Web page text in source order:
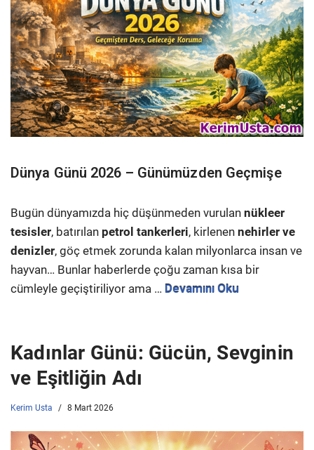
Dünya Günü 2026 – Günümüzden Geçmişe
Bugün dünyamızda hiç düşünmeden vurulan nükleer
tesisler, batırılan petrol tankerleri, kirlenen nehirler ve
denizler, göç etmek zorunda kalan milyonlarca insan ve
hayvan… Bunlar haberlerde çoğu zaman kısa bir
cümleyle geçiştiriliyor ama … Devamını Oku
Kadınlar Günü: Gücün, Sevginin
ve Eşitliğin Adı
Kerim Usta 8 Mart 2026